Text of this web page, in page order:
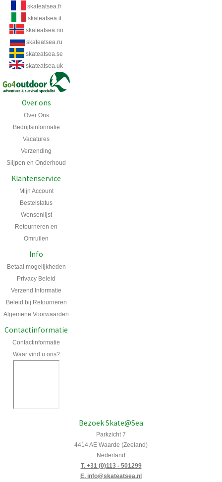
skateatsea.fr
skateatsea.it
skateatsea.no
skateatsea.ru
skateatsea.se
skateatsea.uk
Over ons
Over Ons
Bedrijfsinformatie
Vacatures
Verzending
Slijpen en Onderhoud
Klantenservice
Mijn Account
Bestelstatus
Wensenlijst
Retourneren en
Omruilen
Info
Betaal mogelijkheden
Privacy Beleid
Verzend Informatie
Beleid bij Retourneren
Algemene Voorwaarden
Contactinformatie
Contactinformatie
Waar vind u ons?
Bezoek Skate@Sea
Parkzicht 7
4414 AE Waarde (Zeeland)
Nederland
T. +31 (0)113 - 501299
E. info@skateatsea.nl